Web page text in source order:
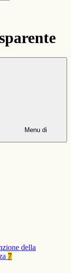
Menu di
della
7